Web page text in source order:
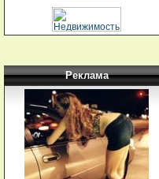
Реклама